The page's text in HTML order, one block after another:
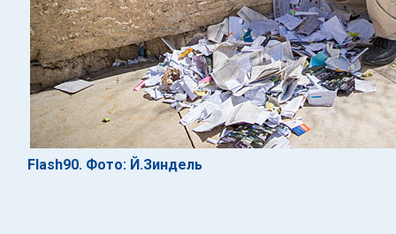
Flash90. Фото: Й.Зиндель